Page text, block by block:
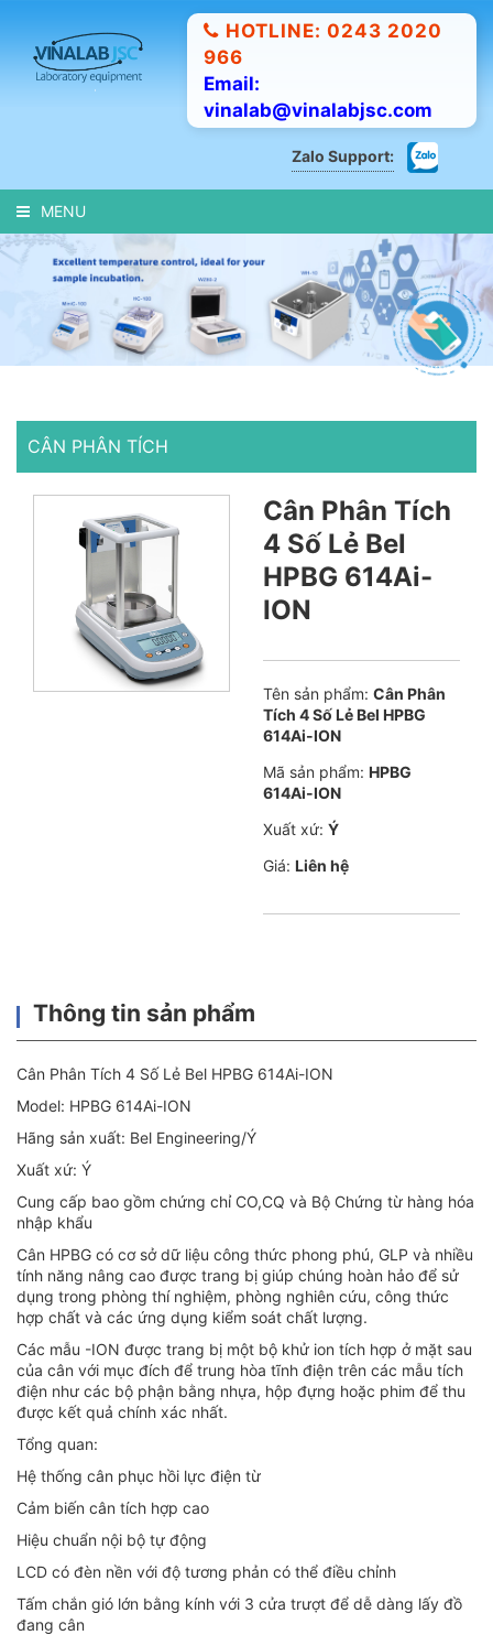
HOTLINE: 0243 2020
966
Email:
vinalab@vinalabjsc.com
Zalo Support:
MENU
CÂN PHÂN TÍCH
Cân Phân Tích
4 Số Lẻ Bel
HPBG 614Ai-
ION
Tên sản phẩm: Cân Phân
Tích 4 Số Lẻ Bel HPBG
614Ai-ION
Mã sản phẩm: HPBG
614Ai-ION
Xuất xứ: Ý
Giá: Liên hệ
Thông tin sản phẩm
Cân Phân Tích 4 Số Lẻ Bel HPBG 614Ai-ION
Model: HPBG 614Ai-ION
Hãng sản xuất: Bel Engineering/Ý
Xuất xứ: Ý
Cung cấp bao gồm chứng chỉ CO,CQ và Bộ Chứng từ hàng hóa
nhập khẩu
Cân HPBG có cơ sở dữ liệu công thức phong phú, GLP và nhiều
tính năng nâng cao được trang bị giúp chúng hoàn hảo để sử
dụng trong phòng thí nghiệm, phòng nghiên cứu, công thức
hợp chất và các ứng dụng kiểm soát chất lượng.
Các mẫu -ION được trang bị một bộ khử ion tích hợp ở mặt sau
của cân với mục đích để trung hòa tĩnh điện trên các mẫu tích
điện như các bộ phận bằng nhựa, hộp đựng hoặc phim để thu
được kết quả chính xác nhất.
Tổng quan:
Hệ thống cân phục hồi lực điện từ
Cảm biến cân tích hợp cao
Hiệu chuẩn nội bộ tự động
LCD có đèn nền với độ tương phản có thể điều chỉnh
Tấm chắn gió lớn bằng kính với 3 cửa trượt để dễ dàng lấy đồ
đang cân